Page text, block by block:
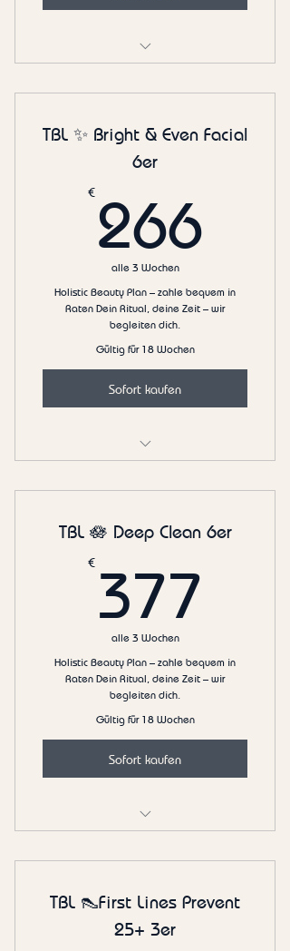
TBL ✨ Bright & Even Facial
6er
€ 266
alle 3 Wochen
Holistic Beauty Plan – zahle bequem in
Raten Dein Ritual, deine Zeit – wir
begleiten dich.
Gültig für 18 Wochen
Sofort kaufen
TBL 🪷 Deep Clean 6er
€ 377
alle 3 Wochen
Holistic Beauty Plan – zahle bequem in
Raten Dein Ritual, deine Zeit – wir
begleiten dich.
Gültig für 18 Wochen
Sofort kaufen
TBL 👠First Lines Prevent
25+ 3er